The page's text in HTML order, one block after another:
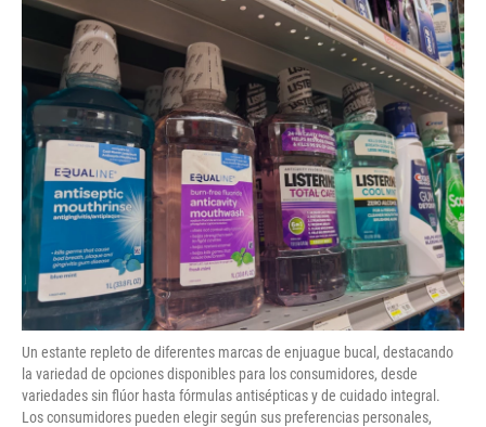
Un estante repleto de diferentes marcas de enjuague bucal, destacando
la variedad de opciones disponibles para los consumidores, desde
variedades sin flúor hasta fórmulas antisépticas y de cuidado integral.
Los consumidores pueden elegir según sus preferencias personales,